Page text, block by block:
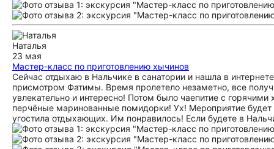
Наталья
23 мая
Мастер-класс по приготовлению хычинов
Сейчас отдыхаю в Нальчике в санатории и нашла в
присмотром Фатимы. Время пролетело незаметно, все
увлекательно и интересно! Потом было чаепитие с
перчёные маринованные помидорки! Ух! Мероприятие
угостила отдыхающих. Им понравилось! Если будете в